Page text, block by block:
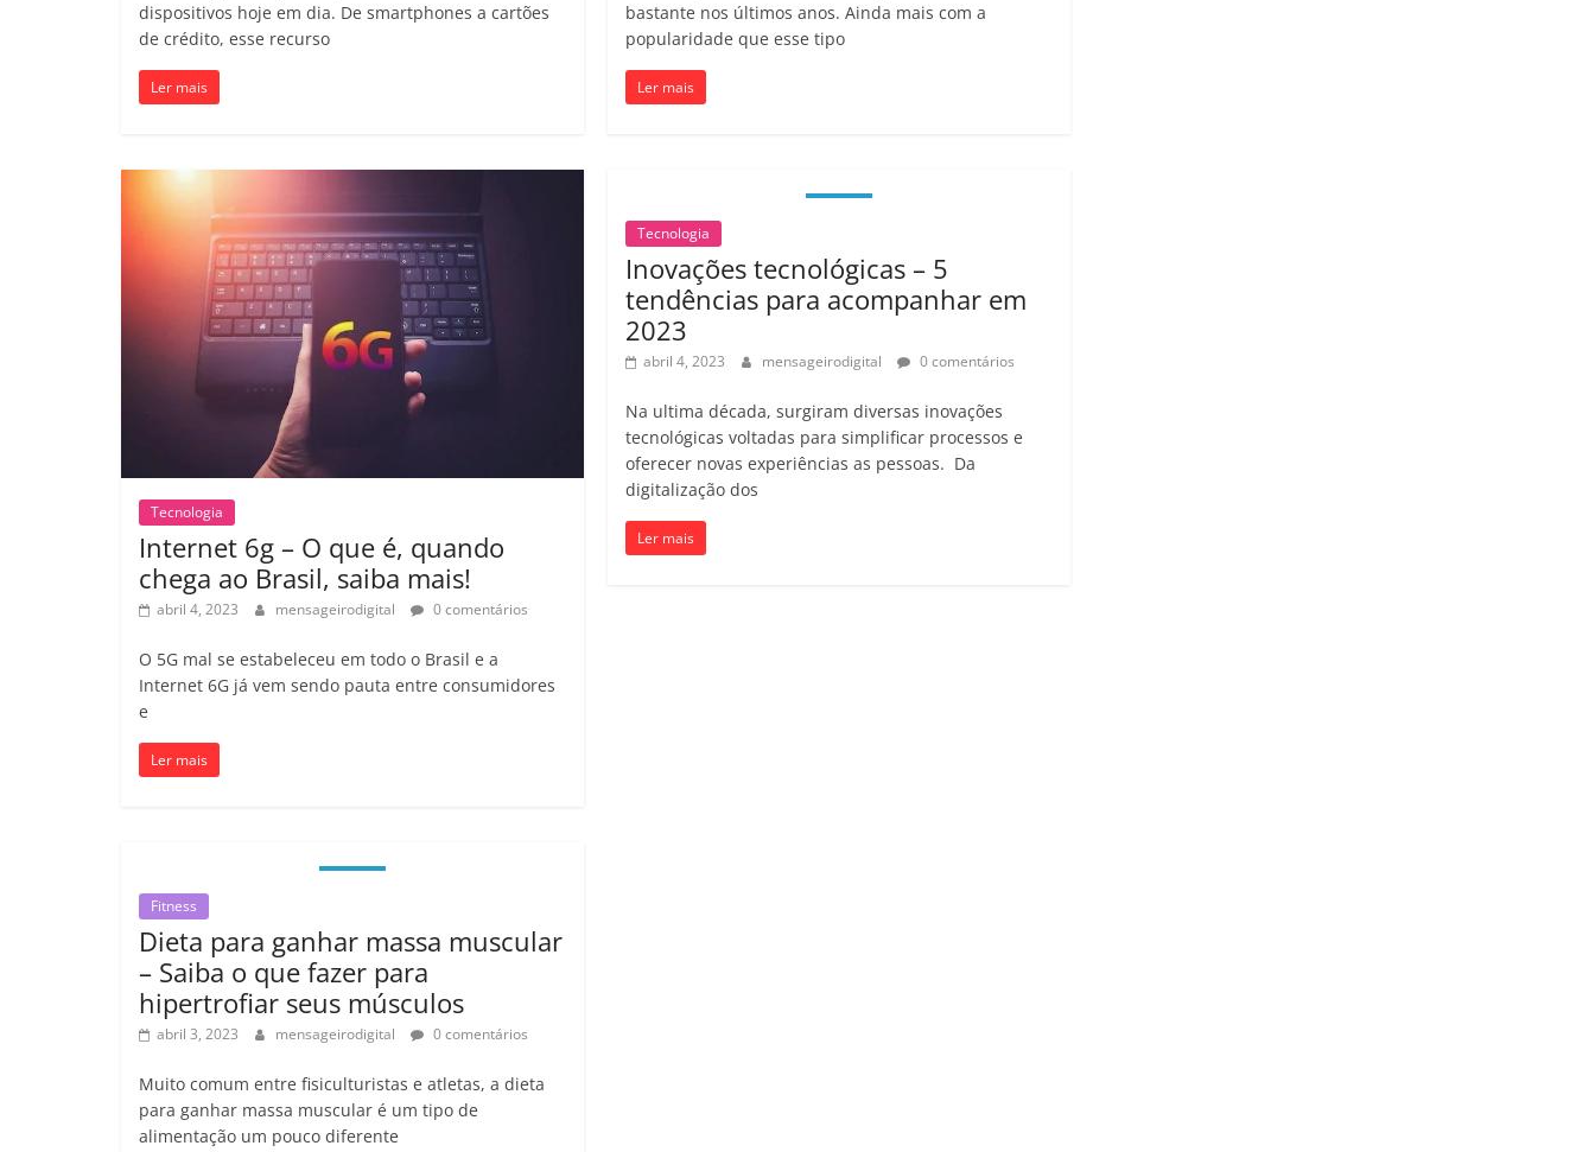
dispositivos hoje em dia. De smartphones a cartões
de crédito, esse recurso
Ler mais
bastante nos últimos anos. Ainda mais com a
popularidade que esse tipo
Ler mais
Tecnologia
Internet 6g – O que é, quando
chega ao Brasil, saiba mais!
abril 4, 2023 mensageirodigital 0 comentários
O 5G mal se estabeleceu em todo o Brasil e a
Internet 6G já vem sendo pauta entre consumidores
e
Ler mais
Tecnologia
Inovações tecnológicas – 5
tendências para acompanhar em
2023
abril 4, 2023 mensageirodigital 0 comentários
Na ultima década, surgiram diversas inovações
tecnológicas voltadas para simplificar processos e
oferecer novas experiências as pessoas. Da
digitalização dos
Ler mais
Fitness
Dieta para ganhar massa muscular
– Saiba o que fazer para
hipertrofiar seus músculos
abril 3, 2023 mensageirodigital 0 comentários
Muito comum entre fisiculturistas e atletas, a dieta
para ganhar massa muscular é um tipo de
alimentação um pouco diferente